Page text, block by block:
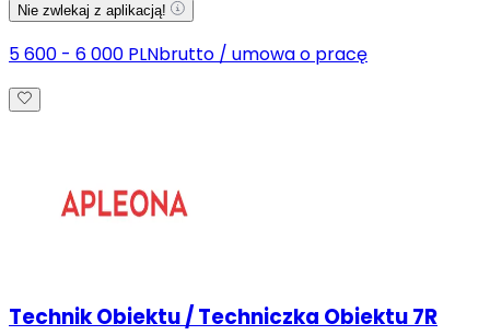
Nie zwlekaj z aplikacją!
5 600 - 6 000 PLNbrutto / umowa o pracę
Technik Obiektu / Techniczka Obiektu 7R